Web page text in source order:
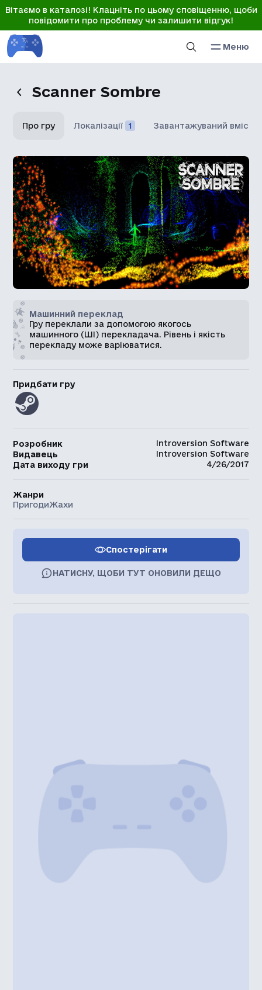
Вітаємо в каталозі! Клацніть по цьому сповіщенню, щоби
повідомити про проблему чи залишити відгук!
Меню
Scanner Sombre
Про гру Локалізації 1 Завантажуваний вміст
Машинний переклад
Гру переклали за допомогою якогось
машинного (ШІ) перекладача. Рівень і якість
перекладу може варіюватися.
Придбати гру
Розробник
Introversion Software
Видавець
Introversion Software
Дата виходу гри
4/26/2017
Жанри
ПригодиЖахи
Спостерігати
НАТИСНУ, ЩОБИ ТУТ ОНОВИЛИ ДЕЩО